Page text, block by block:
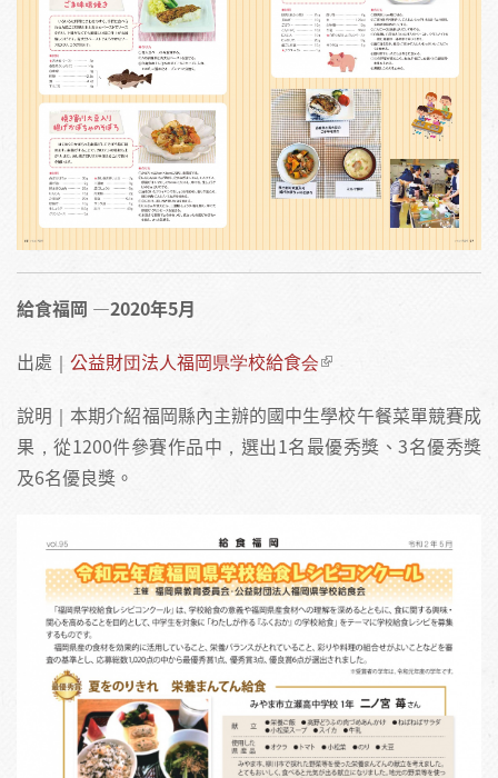
給食福岡​ ​—2020年5月
出處｜ 公益財団法人福岡県学校給食会
說明｜本期介紹福岡縣內主辦的國中生學校午餐菜單競賽成
果，從1200件參賽作品中，選出1名最優秀獎、3名優秀獎
及6名優良獎。